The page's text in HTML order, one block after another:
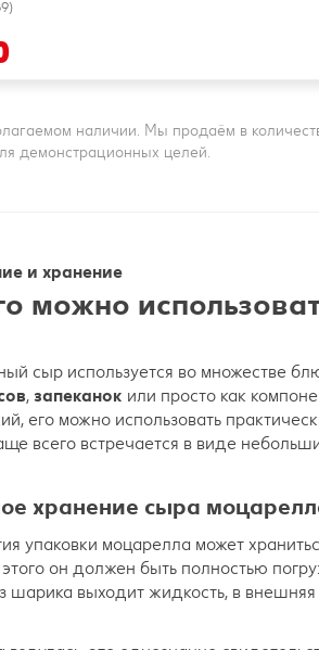
наличии. Мы продаём в
демонстрационных целей.
и хранение
можно
сыр используется во множестве
, запеканок или просто как
его можно использовать
всего встречается в виде
хранение сыра
упаковки моцарелла может
он должен быть полностью
шарика выходит жидкость, в внешняя